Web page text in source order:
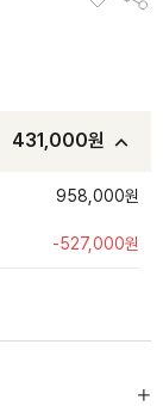
431,000원
958,000원
-527,000원